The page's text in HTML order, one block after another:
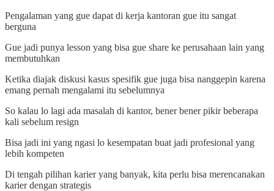
Pengalaman yang gue dapat di kerja kantoran gue itu sangat
berguna
Gue jadi punya lesson yang bisa gue share ke perusahaan lain yang
membutuhkan
Ketika diajak diskusi kasus spesifik gue juga bisa nanggepin karena
emang pernah mengalami itu sebelumnya
So kalau lo lagi ada masalah di kantor, bener bener pikir beberapa
kali sebelum resign
Bisa jadi ini yang ngasi lo kesempatan buat jadi profesional yang
lebih kompeten
Di tengah pilihan karier yang banyak, kita perlu bisa merencanakan
karier dengan strategis